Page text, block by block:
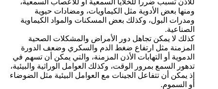
ومنها بعض الأدوية مثل الكيماويات، ومضادات حيوية
ومدرات البول، وكذلك بعض المسكنات والمواد الكيماوية
الصناعية.
كذلك لا يمكن تجاهل دور الأمراض والمشكلات الصحية
المزمنة مثل ارتفاع ضغط الدم والسكري وضعف الدورة
الدموية أو التهابات الأذن المزمنة، والتي يمكن أن تسهم في
تدهور السمع بمرور الوقت، وكذلك العوامل الوراثية والبيئية،
إذ يمكن أن تتفاعل الجينات مع العوامل البيئية مثل الضوضاء
أو السموم.